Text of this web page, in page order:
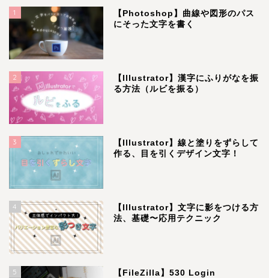
1
【Photoshop】曲線や図形のパス
にそった文字を書く
2
【Illustrator】漢字にふりがなを振
る方法（ルビを振る）
3
【Illustrator】線と塗りをずらして
作る、目を引くデザイン文字！
4
【Illustrator】文字に影をつける方
法、基礎〜応用テクニック
5
【FileZilla】530 Login